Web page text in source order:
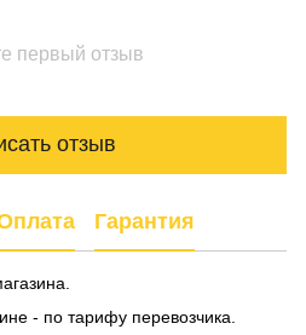
первый отзыв
отзыв
Гарантия
- по тарифу перевозчика.